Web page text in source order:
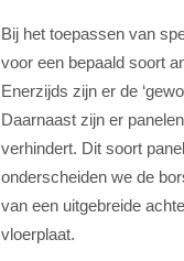
Bij het toepassen van
voor een bepaald soort
Enerzijds zijn er de
Daarnaast zijn er
verhindert. Dit soort
onderscheiden we de
van een uitgebreide
vloerplaat.